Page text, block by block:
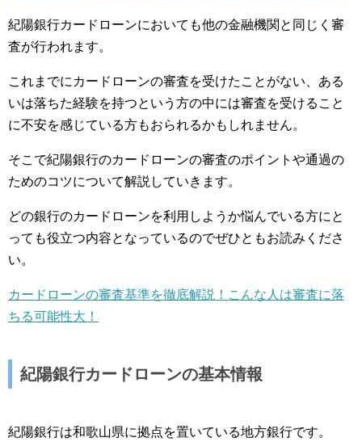
紀陽銀行カードローンにおいても他の金融機関と同じく審
査が行われます。
これまでにカードローンの審査を受けたことがない、ある
いは落ちた経験を持つという方の中には審査を受けること
に不安を感じている方もおられるかもしれません。
そこで紀陽銀行のカードローンの審査のポイントや通過の
ためのコツについて解説していきます。
どの銀行のカードローンを利用しようか悩んでいる方にと
っても役立つ内容となっているのでぜひともお読みくださ
い。
カードローンの審査基準を徹底解説！こんな人は審査に落
ちる可能性大！
紀陽銀行カードローンの基本情報
紀陽銀行は和歌山県に拠点を置いている地方銀行です。